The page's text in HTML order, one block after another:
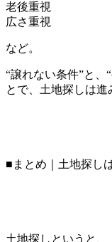
老後重視
広さ重視
など。
“譲れない条件”と、
とで、土地探しは進
■まとめ｜土地探し
土地探しというと